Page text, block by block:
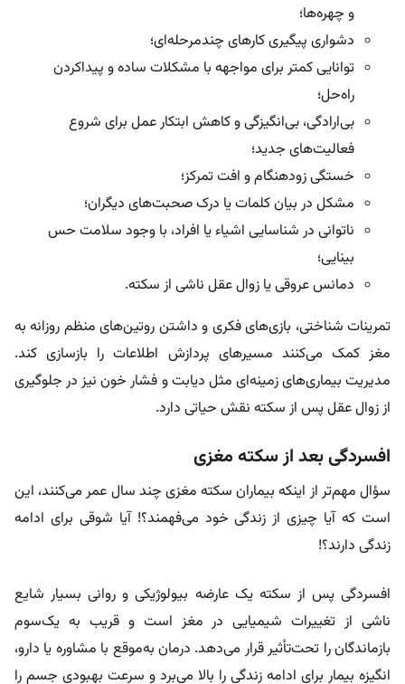
و چهره‌ها؛
دشواری پیگیری کارهای چندمرحله‌ای؛
توانایی کمتر برای مواجهه با مشکلات ساده و پیدا‌کردن
راه‌حل؛
بی‌ارادگی، بی‌انگیزگی و کاهش ابتکار عمل برای شروع
فعالیت‌های جدید؛
خستگی زودهنگام و افت تمرکز؛
مشکل در بیان کلمات یا درک صحبت‌های دیگران؛
ناتوانی در شناسایی اشیاء یا افراد، با وجود سلامت حس
بینایی؛
دمانس عروقی یا زوال عقل ناشی از سکته.
تمرینات شناختی، بازی‌های فکری و داشتن روتین‌های منظم روزانه به
مغز کمک می‌کنند مسیرهای پردازش اطلاعات را بازسازی کند.
مدیریت بیماری‌های زمینه‌ای مثل دیابت و فشار خون نیز در جلوگیری
از زوال عقل پس از سکته نقش حیاتی دارد.
افسردگی بعد از سکته مغزی
سؤال مهم‌تر از اینکه بیماران سکته مغزی چند سال عمر می‌کنند، این
است که آیا چیزی از زندگی خود می‌فهمند؟! آیا شوقی برای ادامه
زندگی دارند؟!
افسردگی پس از سکته یک عارضه بیولوژیکی و روانی بسیار شایع
ناشی از تغییرات شیمیایی در مغز است و قریب به یک‌سوم
بازماندگان را تحت‌تأثیر قرار می‌دهد. درمان به‌موقع با مشاوره یا دارو،
انگیزه بیمار برای ادامه زندگی را بالا می‌برد و سرعت بهبودی جسم را